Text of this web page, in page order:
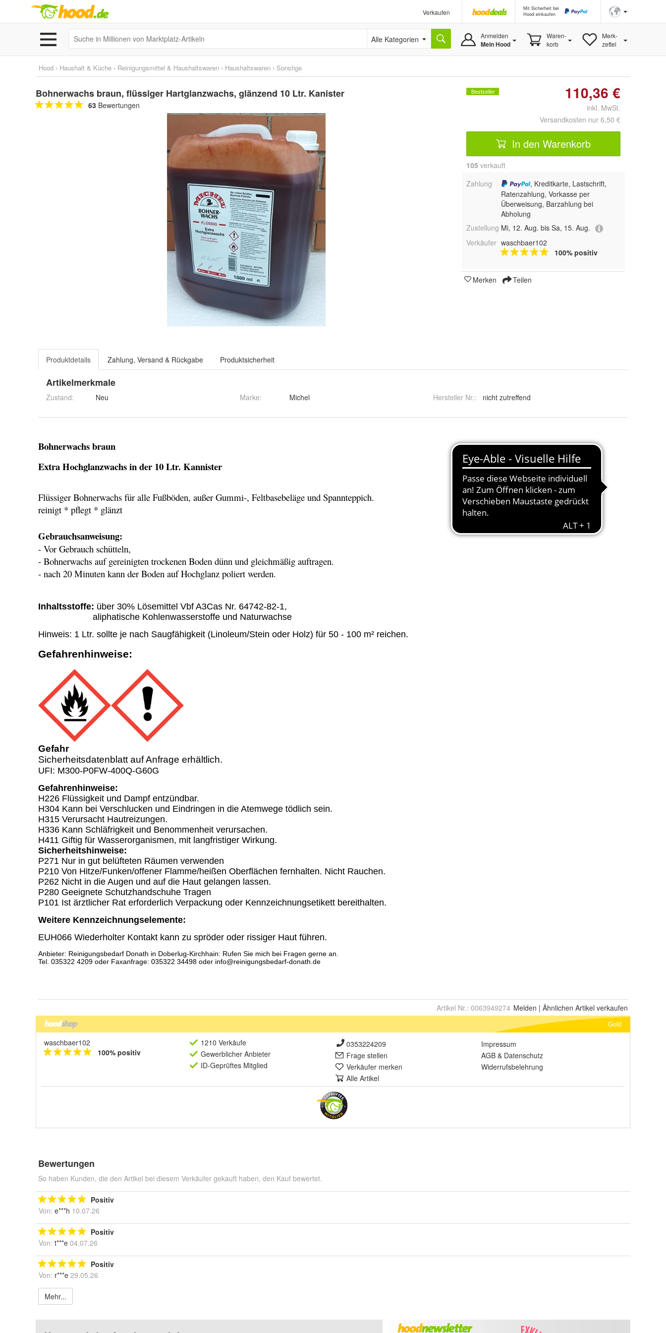
Verkaufen
Mit Sicherheit bei
Hood einkaufen
Alle Kategorien Anmelden
Mein Hood
Waren-
korb
Merk-
zettel
Hood › Haushalt & Küche › Reinigungsmittel & Haushaltswaren › Haushaltswaren › Sonstige
Bohnerwachs braun, flüssiger Hartglanzwachs, glänzend 10 Ltr. Kanister
63 Bewertungen
Bestseller 110,36 €
inkl. MwSt.
Versandkosten nur 6,50 €
In den Warenkorb
105 verkauft
Zahlung
, Kreditkarte, Lastschrift,
Ratenzahlung, Vorkasse per
Überweisung, Barzahlung bei
Abholung
Zustellung Mi, 12. Aug. bis Sa, 15. Aug.
Verkäufer waschbaer102
100% positiv
Merken Teilen
Produktdetails Zahlung, Versand & Rückgabe Produktsicherheit
Artikelmerkmale
Zustand: Neu Marke: Michel Hersteller Nr.: nicht zutreffend
Artikel Nr.: 0063949274 Melden | Ähnlichen Artikel verkaufen
Gold
waschbaer102
100% positiv
1210 Verkäufe
Gewerblicher Anbieter
ID-Geprüftes Mitglied
0353224209
Frage stellen
Verkäufer merken
Alle Artikel
Impressum
AGB & Datenschutz
Widerrufsbelehrung
Bewertungen
So haben Kunden, die den Artikel bei diesem Verkäufer gekauft haben, den Kauf bewertet.
Positiv
Von: e***h 10.07.26
Positiv
Von: t***e 04.07.26
Positiv
Von: r***e 29.05.26
Mehr...